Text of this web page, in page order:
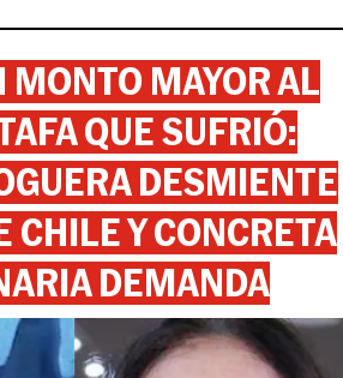
MONTO MAYOR AL
QUE SUFRIÓ:
DESMIENTE
CHILE Y CONCRETA
DEMANDA